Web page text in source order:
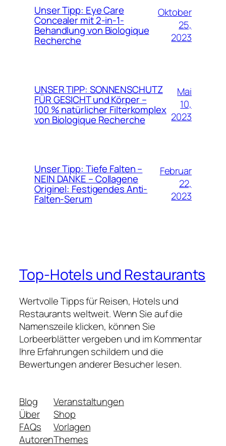
Unser Tipp: Eye Care
Concealer mit 2-in-1-
Behandlung von Biologique
Recherche
Oktober
25,
2023
UNSER TIPP: SONNENSCHUTZ
FÜR GESICHT und Körper –
100 % natürlicher Filterkomplex
von Biologique Recherche
Mai
10,
2023
Unser Tipp: Tiefe Falten –
NEIN DANKE – Collagene
Originel: Festigendes Anti-
Falten-Serum
Februar
22,
2023
Top-Hotels und Restaurants
Wertvolle Tipps für Reisen, Hotels und
Restaurants weltweit. Wenn Sie auf die
Namenszeile klicken, können Sie
Lorbeerblätter vergeben und im Kommentar
Ihre Erfahrungen schildern und die
Bewertungen anderer Besucher lesen.
Blog
Über
FAQs
Autoren
Veranstaltungen
Shop
Vorlagen
Themes